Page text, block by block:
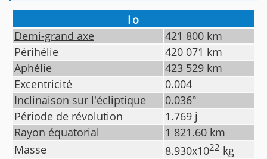
Io
Demi-grand axe
421 800 km
Périhélie
420 071 km
Aphélie
423 529 km
Excentricité
0.004
Inclinaison sur l'écliptique
0.036°
Période de révolution
1.769 j
Rayon équatorial
1 821.60 km
Masse
8.930x1022 kg